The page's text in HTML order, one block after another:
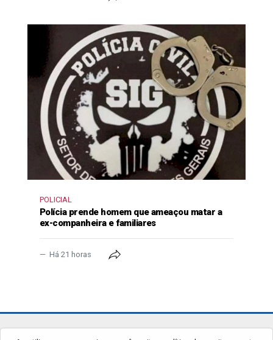
POLICIAL
Polícia prende homem que ameaçou matar a
ex-companheira e familiares
Há 21 horas